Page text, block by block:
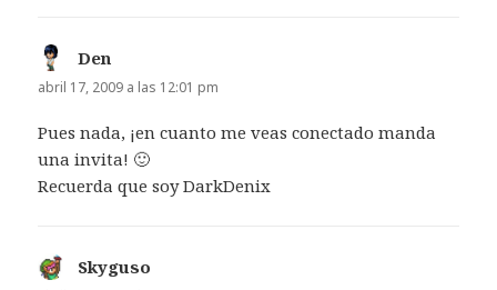
Den
abril 17, 2009 a las 12:01 pm
Pues nada, ¡en cuanto me veas conectado manda
una invita! 🙂
Recuerda que soy DarkDenix
Skyguso